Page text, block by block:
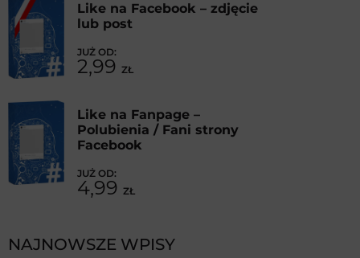
Like na Facebook – zdjęcie
lub post
2,99 ZŁ
Like na Fanpage –
Polubienia / Fani strony
Facebook
4,99 ZŁ
NAJNOWSZE WPISY